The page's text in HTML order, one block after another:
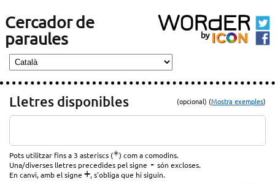
Cercador de
paraules
Lletres disponibles (opcional) (Mostra exemples)
Pots utilitzar fins a 3 asteriscs (*) com a comodins.
Una/diverses lletres precedides pel signe - són excloses.
En canvi, amb el signe +, s'obliga que hi siguin.